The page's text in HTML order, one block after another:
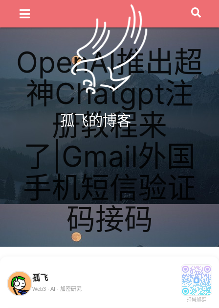
孤飞的博客
OpenAI推出超
神Chatgpt注
册教程来
了|Gmail外国
手机短信验证
码接码
孤飞
Web3 · AI · 加密研究
扫码加群